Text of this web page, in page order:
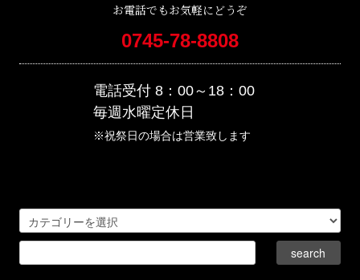
お電話でもお気軽にどうぞ
0745-78-8808
電話受付 8：00～18：00
毎週水曜定休日
※祝祭日の場合は営業致します